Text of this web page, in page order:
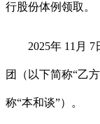
行股份体例领取。
2025年 11月 7
团（以下简称“乙
称“本和谈”）。